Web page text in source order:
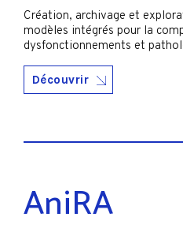
Création, archivage et
modèles intégrés pour la
dysfonctionnements et
Découvrir
AniRA